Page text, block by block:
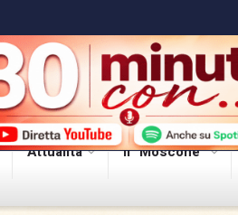
Attualità Il “Moscone”